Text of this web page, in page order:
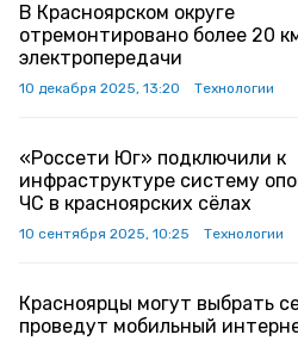
В Красноярском округе
отремонтировано более 20
электропередачи
10 декабря 2025, 13:20 Технологии
«Россети Юг» подключили к
инфраструктуре систему
ЧС в красноярских сёлах
10 сентября 2025, 10:25 Технологии
Красноярцы могут выбрать
проведут мобильный